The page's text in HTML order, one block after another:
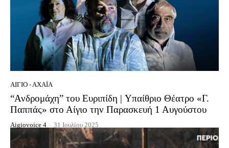
ΑΊΓΙΟ - ΑΧΑΪ́Α
“Ανδρομάχη” του Ευριπίδη | Υπαίθριο Θέατρο «Γ.
Παππάς» στο Αίγιο την Παρασκευή 1 Αυγούστου
Aigiovoice 4 - 31 Ιουλίου 2025